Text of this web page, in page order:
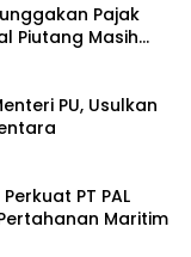
Pajak
Piutang Masih
PU, Usulkan
PT PAL
Maritim